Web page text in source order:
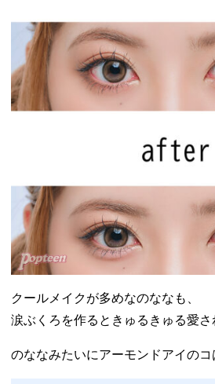
クールメイクが多めなのななも、
涙ぶくろを作るときゅるきゅる愛さ
のななみたいにアーモンドアイのコ